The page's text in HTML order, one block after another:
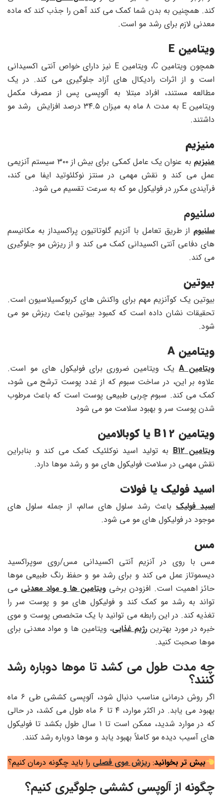
کند. همچنین به بدن شما کمک می کند آهن را جذب کند که ماده
معدنی لازم برای رشد مو است.
ویتامین E
همچون ویتامین C، ویتامین E نیز دارای خواص آنتی اکسیدانی
است و از اثرات رادیکال های آزاد جلوگیری می کند. در یک
مطالعه مستند، افراد مبتلا به آلوپسی پس از مصرف مکمل
ویتامین E به مدت ۸ ماه به میزان ۳۴.۵ درصد افزایش رشد مو
داشتند.
منیزیم
منیزیم
به عنوان یک عامل کمکی برای بیش از ۳۰۰ سیستم آنزیمی
عمل می کند و نقش مهمی در سنتز نوکلئوتید ایفا می کند،
فرآیندی مکرر در فولیکول مو که به سرعت تقسیم می شود.
سلنیوم
سلنیوم از طریق تعامل با آنزیم گلوتاتیون پراکسیداز به مکانیسم
های دفاعی آنتی اکسیدانی کمک می کند و از ریزش مو جلوگیری
می کند.
بیوتین
بیوتین یک کوآنزیم مهم برای واکنش های کربوکسیلاسیون است.
تحقیقات نشان داده است که کمبود بیوتین باعث ریزش مو می
شود.
ویتامین
ویتامین A یک ویتامین ضروری برای فولیکول های مو است.
علاوه بر این، در ساخت سبوم که از غدد پوست ترشح می شود،
کمک می کند. سبوم چربی طبیعی پوست است که باعث مرطوب
شدن پوست سر و بهبود سلامت مو می شود
ویتامین B12 یا کوبالامین
ویتامین B12
به تولید اسید نوکلئیک کمک می کند و بنابراین
نقش مهمی در سلامت فولیکول های مو و رشد موها دارد.
اسید فولیک یا فولات
اسید فولیکباعث رشد سلول های سالم، از جمله سلول های
موجود در فولیکول های مو می شود.
مس
مس با روی در آنزیم آنتی اکسیدانی مس/روی سوپراکسید
دیسموتاز عمل می کند و برای رشد مو و حفظ رنگ طبیعی موها
حائز اهمیت است. افزودن برخی ویتامین ها و مواد معدنی می
تواند به رشد مو کمک کند و فولیکول های مو و پوست سر را
تغذیه کند. در این رابطه می توانید با یک متخصص پوست و موی
خبره در مورد بهترین رژیم غذایی، ویتامین ها و مواد معدنی برای
موها صحبت کنید.
چه مدت طول می کشد تا موها دوباره رشد
کنند؟
اگر روش درمانی مناسب دنبال شود، آلوپسی کششی طی ۶ ماه
بهبود می یابد. در اکثر موارد، ۴ تا ۶ ماه طول می کشد، در حالی
که در موارد شدید، ممکن است تا ۱ سال طول بکشد تا فولیکول
های آسیب دیده مو کاملاً بهبود یابد و موها دوباره رشد کنند.
بیش تر بخوانید:ریزش موی فصلی را باید چگونه درمان کنیم؟
چگونه از آلوپسی کششی جلوگیری کنیم؟